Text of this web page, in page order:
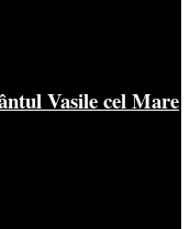
Vasile cel Mare